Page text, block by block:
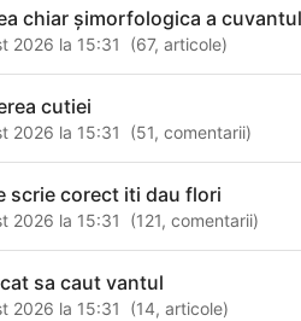
chiar șimorfologica a
2026 la 15:31 (67,articole)
cutiei
2026 la 15:31 (51,comentarii)
scrie corect iti dau flori
2026 la 15:31 (121,comentarii)
sa caut vantul
2026 la 15:31 (14,articole)